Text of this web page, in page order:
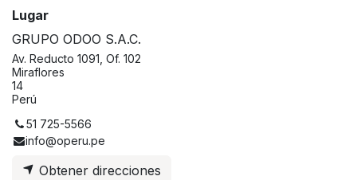
Lugar
GRUPO ODOO S.A.C.
Av. Reducto 1091, Of. 102
Miraflores
14
Perú
51 725-5566
info@operu.pe
Obtener direcciones